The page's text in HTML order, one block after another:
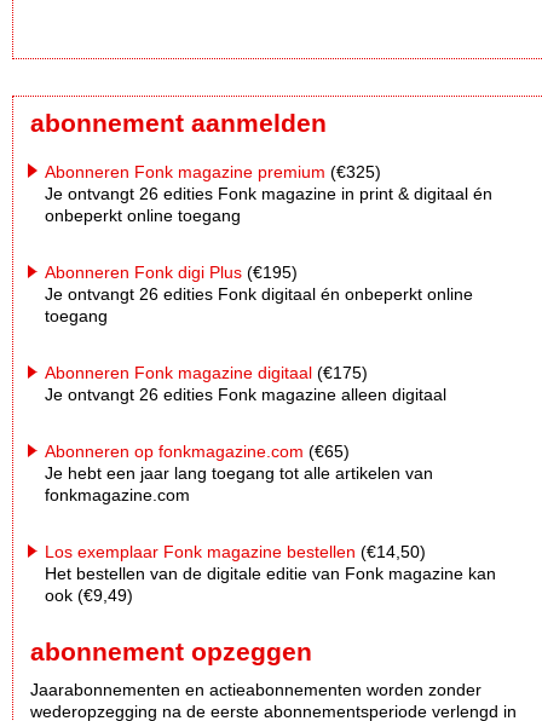
abonnement aanmelden
Abonneren Fonk magazine premium (€325)
Je ontvangt 26 edities Fonk magazine in print & digitaal én
onbeperkt online toegang
Abonneren Fonk digi Plus (€195)
Je ontvangt 26 edities Fonk digitaal én onbeperkt online
toegang
Abonneren Fonk magazine digitaal (€175)
Je ontvangt 26 edities Fonk magazine alleen digitaal
Abonneren op fonkmagazine.com (€65)
Je hebt een jaar lang toegang tot alle artikelen van
fonkmagazine.com
Los exemplaar Fonk magazine bestellen (€14,50)
Het bestellen van de digitale editie van Fonk magazine kan
ook (€9,49)
abonnement opzeggen
Jaarabonnementen en actieabonnementen worden zonder
wederopzegging na de eerste abonnementsperiode verlengd in